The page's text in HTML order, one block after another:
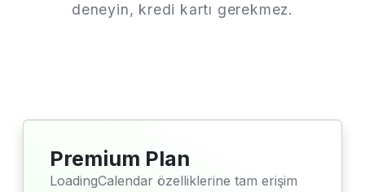
deneyin, kredi kartı gerekmez.
Premium Plan
LoadingCalendar özelliklerine tam erişim